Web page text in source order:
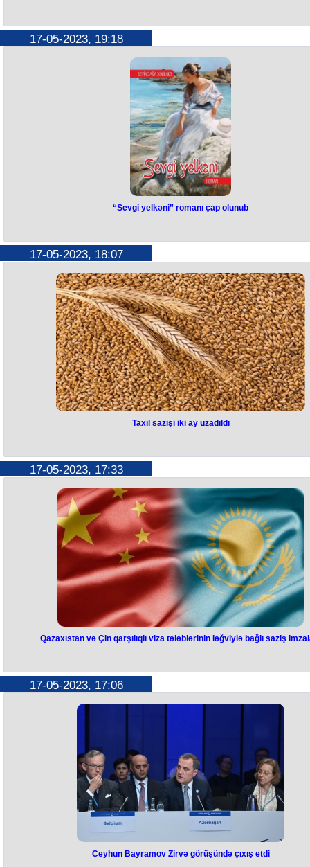
nəticələrini görmürük - Zaxarova
nəticələrini görmür. Bunu Rusiya Xarici İşlər Nazirliyinin (XİN)
Mariya Zaxarova deyib. O qeyd edib ki, Qərb gündəmi yarımçıq
Rusiya Federasiyasının nailiyyətlərini öz üzərinə götürmək istəyir.
Zaxarova, həmçinin bildirib ki, Qərbin səylərinin heç bir konstruktivliyi
real nəticəsi yoxdur. "Rusiya tərəfi nəticə verən addımları yüksək
qiymətləndirir. Amma Qərbin timsalında, hələ ki qiymətləndirəcək heç
yoxdur", - XİN rəsmisi vurğulayıb.
17-05-2023, 19:18
Yazıçı, publisist, şair Sevinc Ağa Xəlilqızının “Sevgi yelkəni” adlı yeni
romanı “Elm və təhsil” nəşriyyatında nəşr olunub. Müəllifin
duyğuları və valideynlərə övlad sevgisi yer alıb.
Bu, yazarın “Anamın gülüstanı”, “Məryəm” roman, “Qarabağ
(Azərbaycan, rus və ingilis dillərində), “Əlvida söyləmədən”
dövlət xadimi Tofiq İsmayılov barədə povest), “Könül səhifəm”
Zəfərinə dair), “Cinayətin izi ilə” detektiv roman işıq üzü görən sayca
kitabıdır.
Qeyd edək ki, Sevinc Ağa Xəlilqızının şeirləri bir sıra antologiyalarda
olunub. O, həmçinin 100-dən çox publisistik məqalə, çoxsaylı
hekayələr, nağıllar, əfsanələr müəllifidir. Onun əsərlərinin mövzusu
vətəndaş düşüncəsini dolğun əks etdirir və xalqımızın əsrlərlə
milli-mənəvi dəyərlərinə söykənir.
“Sevgi yelkəni” romanı çap olunub
17-05-2023, 18:07
Taxıl sazişinin müddəti daha iki ay uzadılıb. Bu barədə Türkiyə
Rəcəb Tayyib Ərdoğan bildirib. Xatırladaq ki, taxıl sazişi 2022-ci il
iştirakı ilə iki sənəd imzalanıb. Onlardan biri Ukrayna taxılının ixracı
dəhlizin yaradılması, digəri Rusiya ərzaq və gübrəsinin ixracı ilə
Taxıl sazişi iki ay uzadıldı
17-05-2023, 17:33
tələblərinin ləğviylə bağlı saziş
imzaladı
qarşılıqlı azad olmağa dair saziş imzalanıb. Bundan əvvəl
qazaxıstanlıların Çində 30 günə qədər vizasız qala biləcəyi bildirilirdi.
Qazaxıstan və Çin qarşılıqlı viza tələblərinin ləğviylə bağlı saziş
17-05-2023, 17:06
Ceyhun Bayramov Zirvə görüşündə çıxış etdi